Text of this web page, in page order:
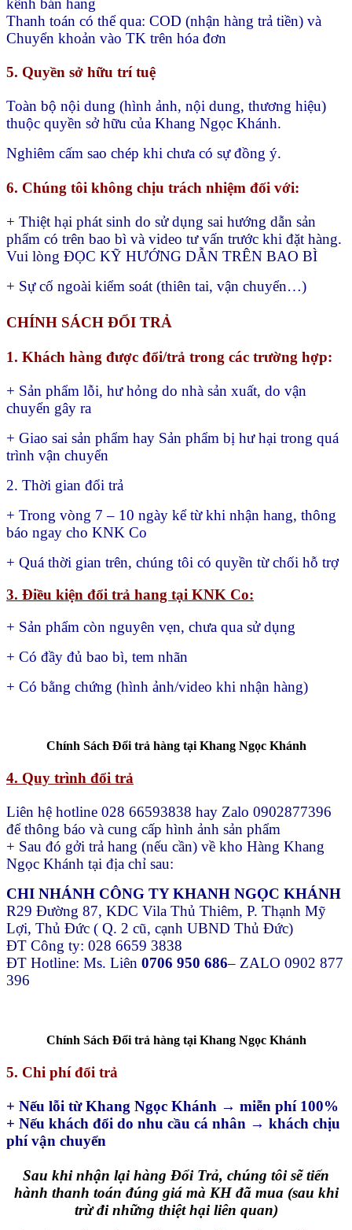
kênh bán hang
Thanh toán có thể qua: COD (nhận hàng trả tiền) và
Chuyển khoản vào TK trên hóa đơn
5. Quyền sở hữu trí tuệ
Toàn bộ nội dung (hình ảnh, nội dung, thương hiệu)
thuộc quyền sở hữu của Khang Ngọc Khánh.
Nghiêm cấm sao chép khi chưa có sự đồng ý.
6. Chúng tôi không chịu trách nhiệm đối với:
+ Thiệt hại phát sinh do sử dụng sai hướng dẫn sản
phẩm có trên bao bì và video tư vấn trước khi đặt hàng.
Vui lòng ĐỌC KỸ HƯỚNG DẪN TRÊN BAO BÌ
+ Sự cố ngoài kiểm soát (thiên tai, vận chuyển…)
CHÍNH SÁCH ĐỔI TRẢ
1. Khách hàng được đổi/trả trong các trường hợp:
+ Sản phẩm lỗi, hư hỏng do nhà sản xuất, do vận
chuyển gây ra
+ Giao sai sản phẩm hay Sản phẩm bị hư hại trong quá
trình vận chuyển
2. Thời gian đổi trả
+ Trong vòng 7 – 10 ngày kể từ khi nhận hang, thông
báo ngay cho KNK Co
+ Quá thời gian trên, chúng tôi có quyền từ chối hỗ trợ
3. Điều kiện đổi trả hang tại KNK Co:
+ Sản phẩm còn nguyên vẹn, chưa qua sử dụng
+ Có đầy đủ bao bì, tem nhãn
+ Có bằng chứng (hình ảnh/video khi nhận hàng)
Chính Sách Đổi trả hàng tại Khang Ngọc Khánh
4. Quy trình đổi trả
Liên hệ hotline 028 66593838 hay Zalo 0902877396
để thông báo và cung cấp hình ảnh sản phẩm
+ Sau đó gởi trả hang (nếu cần) về kho Hàng Khang
Ngọc Khánh tại địa chỉ sau:
CHI NHÁNH CÔNG TY KHANH NGỌC KHÁNH
R29 Đường 87, KDC Vila Thủ Thiêm, P. Thạnh Mỹ
Lợi, Thủ Đức ( Q. 2 cũ, cạnh UBND Thủ Đức)
ĐT Công ty: 028 6659 3838
ĐT Hotline: Ms. Liên 0706 950 686– ZALO 0902 877
396
Chính Sách Đổi trả hàng tại Khang Ngọc Khánh
5. Chi phí đổi trả
+ Nếu lỗi từ Khang Ngọc Khánh → miễn phí 100%
+ Nếu khách đổi do nhu cầu cá nhân → khách chịu
phí vận chuyển
Sau khi nhận lại hàng Đổi Trả, chúng tôi sẽ tiến
hành thanh toán đúng giá mà KH đã mua (sau khi
trừ đi những thiệt hại liên quan)